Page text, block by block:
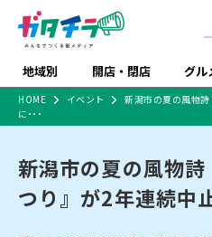
地域別 開店・閉店 グル
新潟市
開店
ラーメン
体験・販売
施設・ショップ
食品メーカー・県産
特売セール
特集・まとめ記事
ショッピングモール・
大型施設
HOME イベント
新潟市の夏の風物
に･･･
新潟市の夏の風物
つり』が2年連続中